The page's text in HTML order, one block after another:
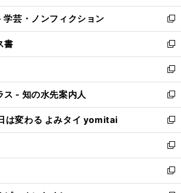
開
く
ウ
で
開
く
ン
ド
ウ
で
開
く
ウ
ィ
ン
ド
ウ
で
開
く
芸・ノンフィクション
新
し
い
ウ
ィ
ン
ド
ウ
で
開
く
書
新
し
い
ウ
ィ
ン
ド
ウ
で
開
く
新
し
い
ウ
ィ
ン
ド
ウ
で
開
ス - 知の水先案内人
新
し
い
ウ
ィ
ン
ド
ウ
は変わる よみタイ yomitai
新
し
い
ウ
ィ
ン
新
し
い
ウ
新
し